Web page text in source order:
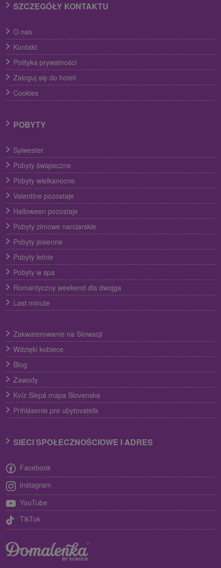
SZCZEGÓŁY KONTAKTU
O nas
Kontakt
Polityka prywatności
Zaloguj się do hoteli
Cookies
POBYTY
Sylwester
Pobyty świąteczne
Pobyty wielkanocne
Valentine pozostaje
Halloween pozostaje
Pobyty zimowe narciarskie
Pobyty jesienne
Pobyty letnie
Pobyty w spa
Romantyczny weekend dla dwojga
Last minute
Zakwaterowanie na Słowacji
Wdzięki kobiece
Blog
Zawody
Kvíz Slepá mapa Slovenska
Prihlásenie pre ubytovateľa
SIECI SPOŁECZNOŚCIOWE I ADRES
Facebook
Instagram
YouTube
TikTok